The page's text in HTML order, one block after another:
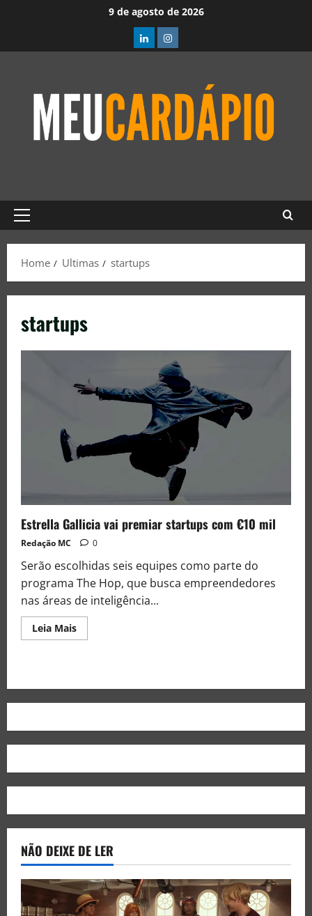
9 de agosto de 2026
Home Ultimas startups
startups
Estrella Gallicia vai premiar startups com €10 mil
Redação MC 0
Serão escolhidas seis equipes como parte do
programa The Hop, que busca empreendedores
nas áreas de inteligência...
Leia Mais
NÃO DEIXE DE LER